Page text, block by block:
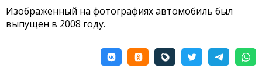
Изображенный на фотографиях автомобиль был
выпущен в 2008 году.